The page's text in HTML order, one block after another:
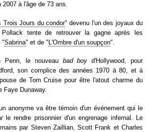
2007 à l'âge de 73 ans.
Trois Jours du condor" devenu l'un des joyaux du
Pollack tente de retrouver la gagne après les
"Sabrina" et de "L'Ombre d'un soupçon".
Penn, le nouveau bad boy d'Hollywood, pour
son complice des années 1970 à 80, et à
de Tom Cruise pour être l'atout charme du
Faye Dunaway.
anonyme va être témoin d'un événement qui le
le rendre prisonnier d'un engrenage infernal. Le
par Steven Zaillian, Scott Frank et Charles